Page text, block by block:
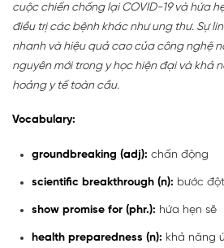
cuộc chiến chống lại COVID-19 và hứa
điều trị các bệnh khác như ung thư. Sự
nhanh và hiệu quả cao của công nghệ
nguyên mới trong y học hiện đại và khả
hoảng y tế toàn cầu.
Vocabulary:
groundbreaking (adj): chấn động
scientific breakthrough (n): bước
show promise for (phr.): hứa hẹn sẽ
health preparedness (n): khả năng